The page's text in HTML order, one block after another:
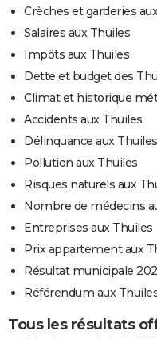
Crèches et garderies
Salaires aux Thuiles
Impôts aux Thuiles
Dette et budget des
Climat et historique
Accidents aux Thuiles
Délinquance aux Thuiles
Pollution aux Thuiles
Risques naturels aux
Nombre de médecins
Entreprises aux Thuiles
Prix appartement aux
Résultat municipale
Référendum aux
Tous les résultats